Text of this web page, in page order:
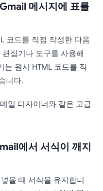
메시지에 표를
코드를 직접 작성한 다음
집기나 도구를 사용해
는 원시 HTML 코드를 직
니다.
일 디자이너와 같은 고급
에서 서식이 깨지
을 때 서식을 유지합니